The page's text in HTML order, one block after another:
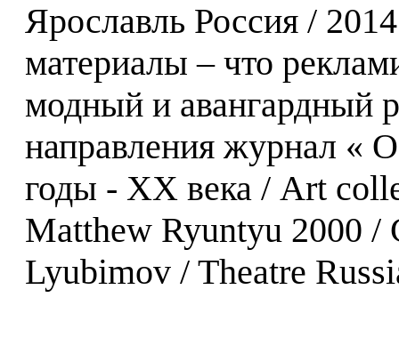
Ярославль Россия /
материалы – что
модный и авангардный
направления журнал «
годы - XX века / Art
Matthew Ryuntyu 2000 /
Lyubimov / Theatre